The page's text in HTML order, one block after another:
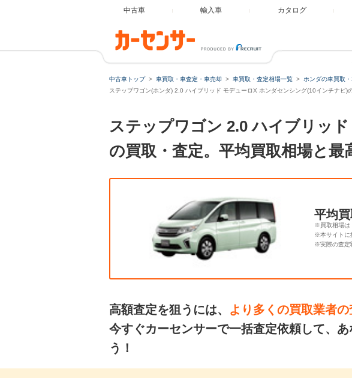
中古車 輸入車 カタログ
中古車トップ 車買取・車査定・車売却 車買取・査定相場一覧 ホンダの車買取
ステップワゴン(ホンダ) 2.0 ハイブリッド モデューロX ホンダセンシング(10インチナビ)
ステップワゴン 2.0 ハイブリッ
の買取・査定。平均買取相場と最
平均
※買取相場は
※本サイトに
※実際の査定
高額査定を狙うには、 より多くの買取業者
今すぐカーセンサーで一括査定依頼して、
う！